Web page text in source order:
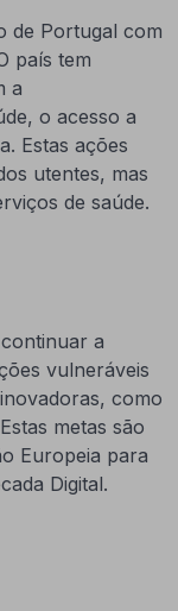
de Portugal com
país tem
a
o acesso a
Estas ações
utentes, mas
de saúde.
a
vulneráveis
como
metas são
Europeia para
Digital.